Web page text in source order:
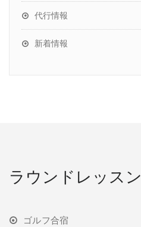
代行情報
新着情報
ラウンドレッスン
ゴルフ合宿